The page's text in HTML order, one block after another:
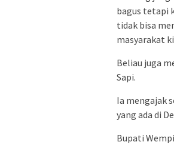
bagus tetapi
tidak bisa
masyarakat
Beliau juga
Sapi.
Ia mengajak
yang ada di
Bupati